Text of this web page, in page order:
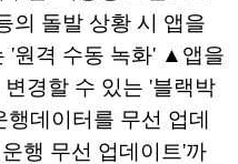
의 돌발 상황 시 앱을
'원격 수동 녹화' ▲앱을
경할 수 있는 '블랙박
데이터를 무선 업데
행 무선 업데이트'까